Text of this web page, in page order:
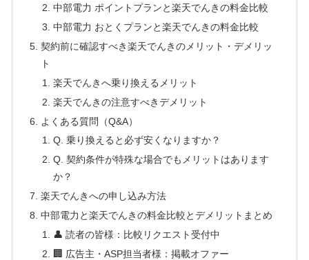
中部電力 ポイントプランと楽天でんきの料金比較
中部電力 おとくプランと楽天でんきの料金比較
契約前に確認すべき楽天でんきのメリット・デメリッ
ト
楽天でんきへ乗り換えるメリット
楽天でんきの注意すべきデメリット
よくある質問（Q&A）
Q. 乗り換えると必ず安くなりますか？
Q. 契約条件が特殊な場合でもメリットはあります
か？
楽天でんきへの申し込み方法
中部電力と楽天でんきの料金比較とデメリットまとめ
👤 読者の皆様：比較リクエスト受付中
🏢 広告主・ASP担当者様：掲載オファー